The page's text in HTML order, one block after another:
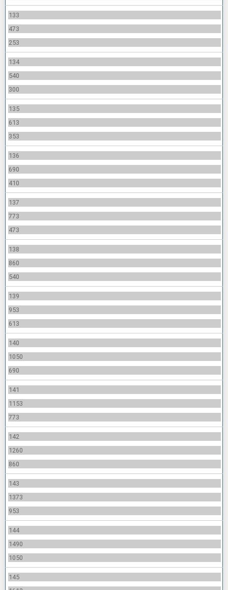
133
473
253
134
540
300
135
613
353
136
690
410
137
773
473
138
860
540
139
953
613
140
1050
690
141
1153
773
142
1260
860
143
1373
953
144
1490
1050
145